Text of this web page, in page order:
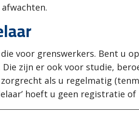
voor grenswerkers. Bent u
zijn er ook voor studie,
als u regelmatig
hoeft u geen registratie